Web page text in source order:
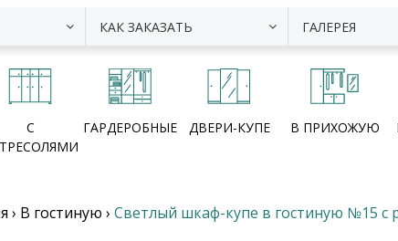
КАК ЗАКАЗАТЬ ГАЛЕРЕЯ
С
ГАРДЕРОБНЫЕ ДВЕРИ-КУПЕ В ПРИХОЖУЮ
› В гостиную › Светлый шкаф-купе в гостиную №15 с